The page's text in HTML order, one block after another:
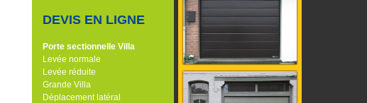
DEVIS EN LIGNE
Porte sectionnelle Villa
Levée normale
Levée réduite
Grande Villa
Déplacement latéral